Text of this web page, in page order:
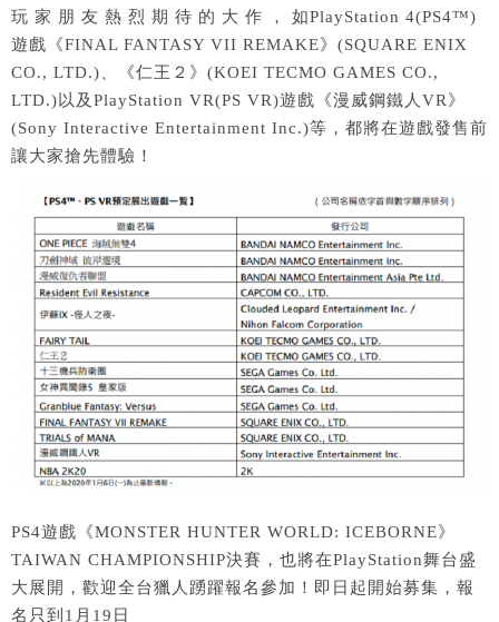
玩 家 朋 友 熱 烈 期 待 的 大 作 ， 如PlayStation 4(PS4™)
遊戲《FINAL FANTASY VII REMAKE》(SQUARE ENIX
CO., LTD.)、《仁王２》(KOEI TECMO GAMES CO.,
LTD.)以及PlayStation VR(PS VR)遊戲《漫威鋼鐵人VR》
(Sony Interactive Entertainment Inc.)等，都將在遊戲發售前
讓大家搶先體驗！
PS4遊戲《MONSTER HUNTER WORLD: ICEBORNE》
TAIWAN CHAMPIONSHIP決賽，也將在PlayStation舞台盛
大展開，歡迎全台獵人踴躍報名參加！即日起開始募集，報
名只到1月19日